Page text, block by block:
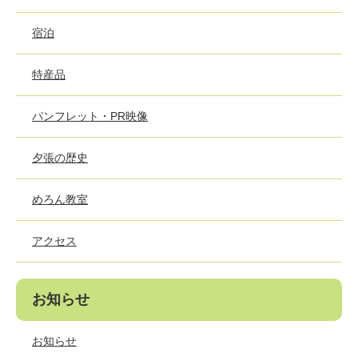
宿泊
特産品
パンフレット・PR映像
夕張の歴史
めろん教室
アクセス
お知らせ
お知らせ